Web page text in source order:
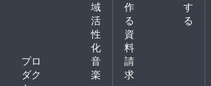
域
活
性
化
プロ
ダク
音
楽
作
る
す
る
資
料
請
求